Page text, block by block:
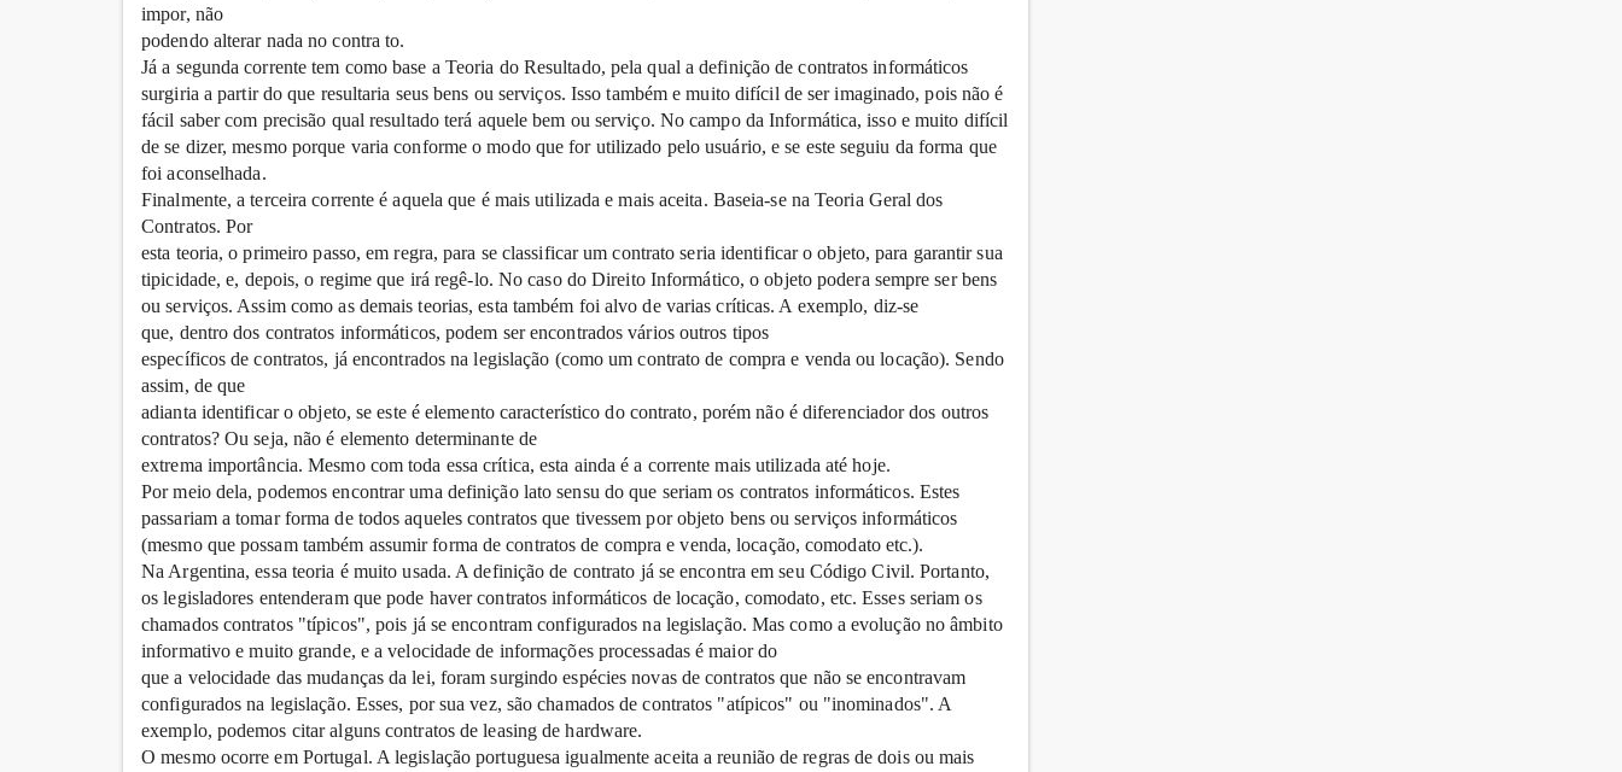
impor, não
podendo alterar nada no contra to.
Já a segunda corrente tem como base a Teoria do Resultado, pela qual a definição de contratos informáticos
surgiria a partir do que resultaria seus bens ou serviços. Isso também e muito difícil de ser imaginado, pois não é
fácil saber com precisão qual resultado terá aquele bem ou serviço. No campo da Informática, isso e muito difícil
de se dizer, mesmo porque varia conforme o modo que for utilizado pelo usuário, e se este seguiu da forma que
foi aconselhada.
Finalmente, a terceira corrente é aquela que é mais utilizada e mais aceita. Baseia-se na Teoria Geral dos
Contratos. Por
esta teoria, o primeiro passo, em regra, para se classificar um contrato seria identificar o objeto, para garantir sua
tipicidade, e, depois, o regime que irá regê-lo. No caso do Direito Informático, o objeto podera sempre ser bens
ou serviços. Assim como as demais teorias, esta também foi alvo de varias críticas. A exemplo, diz-se
que, dentro dos contratos informáticos, podem ser encontrados vários outros tipos
específicos de contratos, já encontrados na legislação (como um contrato de compra e venda ou locação). Sendo
assim, de que
adianta identificar o objeto, se este é elemento característico do contrato, porém não é diferenciador dos outros
contratos? Ou seja, não é elemento determinante de
extrema importância. Mesmo com toda essa crítica, esta ainda é a corrente mais utilizada até hoje.
Por meio dela, podemos encontrar uma definição lato sensu do que seriam os contratos informáticos. Estes
passariam a tomar forma de todos aqueles contratos que tivessem por objeto bens ou serviços informáticos
(mesmo que possam também assumir forma de contratos de compra e venda, locação, comodato etc.).
Na Argentina, essa teoria é muito usada. A definição de contrato já se encontra em seu Código Civil. Portanto,
os legisladores entenderam que pode haver contratos informáticos de locação, comodato, etc. Esses seriam os
chamados contratos "típicos", pois já se encontram configurados na legislação. Mas como a evolução no âmbito
informativo e muito grande, e a velocidade de informações processadas é maior do
que a velocidade das mudanças da lei, foram surgindo espécies novas de contratos que não se encontravam
configurados na legislação. Esses, por sua vez, são chamados de contratos "atípicos" ou "inominados". A
exemplo, podemos citar alguns contratos de leasing de hardware.
O mesmo ocorre em Portugal. A legislação portuguesa igualmente aceita a reunião de regras de dois ou mais